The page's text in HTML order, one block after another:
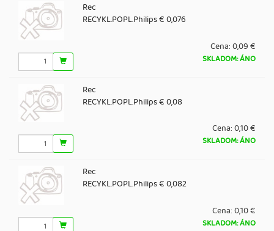
Rec
RECYKL.POPL.Philips € 0,076
Cena:0,09 €
SKLADOM: ÁNO
Rec
RECYKL.POPL.Philips € 0,08
Cena:0,10 €
SKLADOM: ÁNO
Rec
RECYKL.POPL.Philips € 0,082
Cena:0,10 €
SKLADOM: ÁNO